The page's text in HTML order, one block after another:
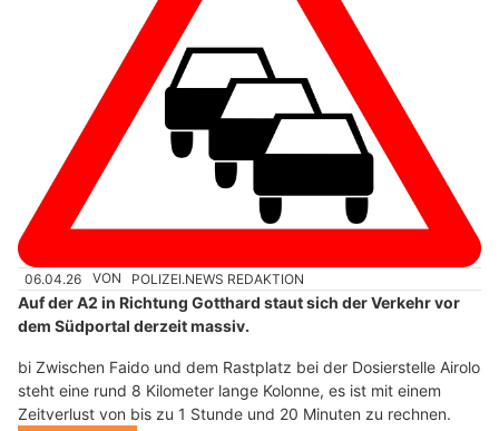
06.04.26 VON POLIZEI.NEWS REDAKTION
Auf der A2 in Richtung Gotthard staut sich der Verkehr vor
dem Südportal derzeit massiv.
bi Zwischen Faido und dem Rastplatz bei der Dosierstelle Airolo
steht eine rund 8 Kilometer lange Kolonne, es ist mit einem
Zeitverlust von bis zu 1 Stunde und 20 Minuten zu rechnen.